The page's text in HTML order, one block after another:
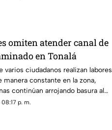
omiten atender canal de
en Tonalá
varios ciudadanos realizan labores
manera constante en la zona,
continúan arrojando basura al
acumulación de
p. m.